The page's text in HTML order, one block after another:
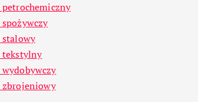
petrochemiczny
spożywczy
stalowy
tekstylny
wydobywczy
zbrojeniowy